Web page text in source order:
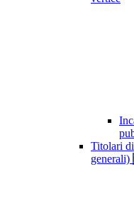
Titolari
generali)